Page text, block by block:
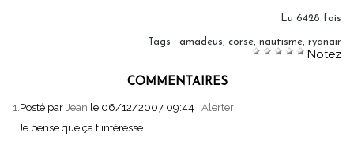
Lu 6428 fois
Tags : amadeus corse nautisme ryanair
Notez
COMMENTAIRES
1. Posté par Jean le 06/12/2007 09:44 | Alerter
Je pense que ça t'intéresse